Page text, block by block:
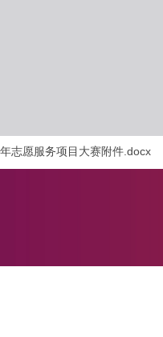
志愿服务项目大赛附件.docx